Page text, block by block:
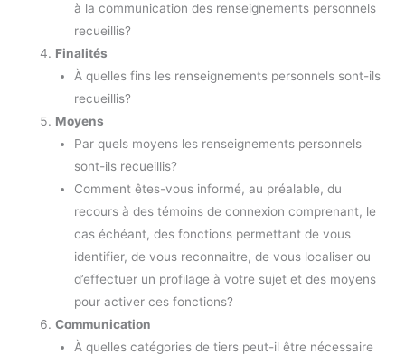
à la communication des renseignements personnels
recueillis?
Finalités
À quelles fins les renseignements personnels sont-ils
recueillis?
Moyens
Par quels moyens les renseignements personnels
sont-ils recueillis?
Comment êtes-vous informé, au préalable, du
recours à des témoins de connexion comprenant, le
cas échéant, des fonctions permettant de vous
identifier, de vous reconnaitre, de vous localiser ou
d’effectuer un profilage à votre sujet et des moyens
pour activer ces fonctions?
Communication
À quelles catégories de tiers peut-il être nécessaire